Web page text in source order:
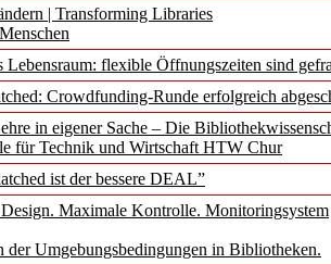
| Transforming Libraries
Lebensraum: flexible Öffnungszeiten sind
Crowdfunding-Runde erfolgreich
in eigener Sache – Die
für Technik und Wirtschaft HTW Chur
ist der bessere DEAL”
Maximale Kontrolle. Monitoringsystem
der Umgebungsbedingungen in Bibliotheken.
06/2026(August
von